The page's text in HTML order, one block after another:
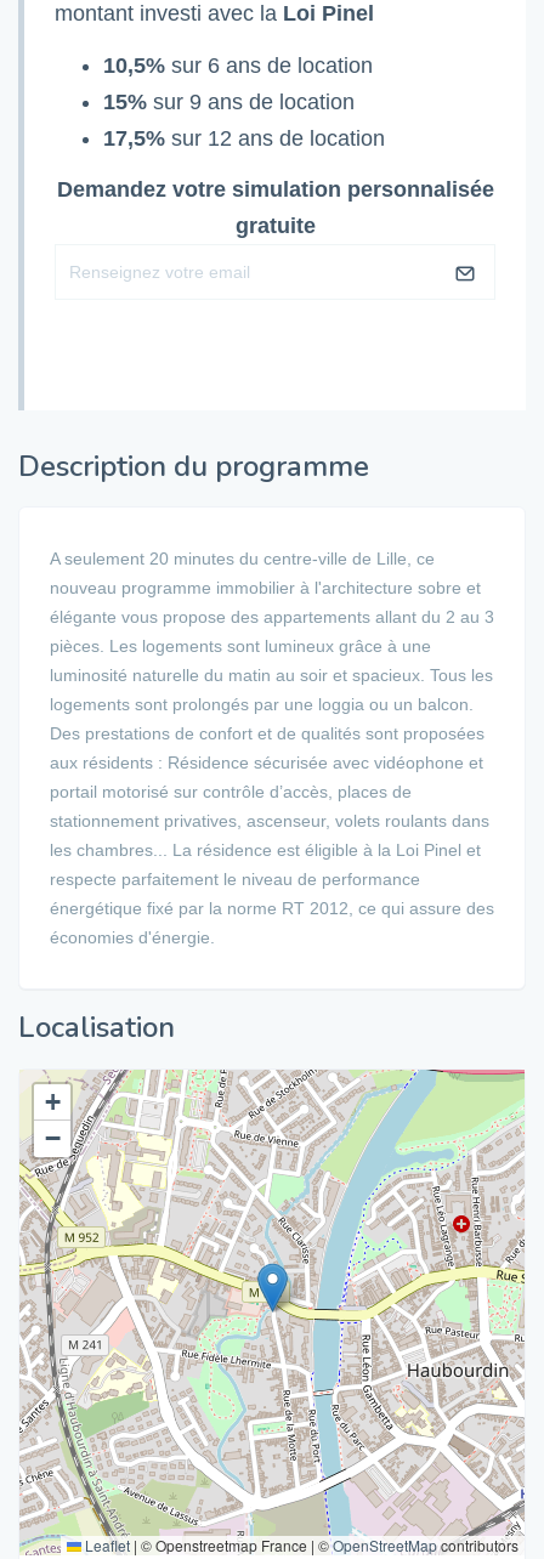
montant investi avec la Loi Pinel
10,5% sur 6 ans de location
15% sur 9 ans de location
17,5% sur 12 ans de location
Demandez votre simulation personnalisée
gratuite
Description du programme
A seulement 20 minutes du centre-ville de Lille, ce
nouveau programme immobilier à l'architecture sobre et
élégante vous propose des appartements allant du 2 au 3
pièces. Les logements sont lumineux grâce à une
luminosité naturelle du matin au soir et spacieux. Tous les
logements sont prolongés par une loggia ou un balcon.
Des prestations de confort et de qualités sont proposées
aux résidents : Résidence sécurisée avec vidéophone et
portail motorisé sur contrôle d’accès, places de
stationnement privatives, ascenseur, volets roulants dans
les chambres... La résidence est éligible à la Loi Pinel et
respecte parfaitement le niveau de performance
énergétique fixé par la norme RT 2012, ce qui assure des
économies d'énergie.
Localisation
+
−
Leaflet | © Openstreetmap France | ©OpenStreetMapcontributors